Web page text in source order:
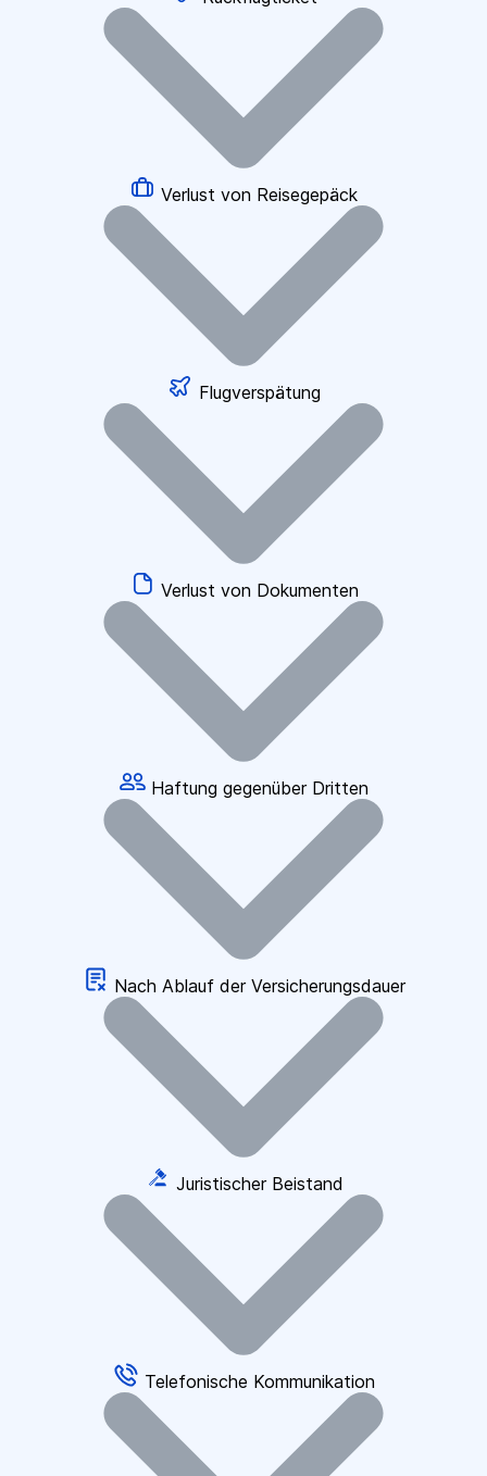
Verlust von Reisegepäck
Flugverspätung
Verlust von Dokumenten
Haftung gegenüber Dritten
Nach Ablauf der Versicherungsdauer
Juristischer Beistand
Telefonische Kommunikation